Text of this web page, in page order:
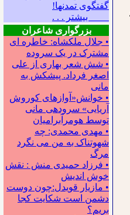
گفتگوی تمدنها!
بیشتر . . .
بزرگواری شاعران
• جلال ملکشاه: خاطره ای
مشترک در یک سروده
• شش شعر بهاری از علی
اصغر فرداد. پیشکش به
مانی
• خوانش«آوازهای کوروش
آریایی» سروده‍ی مانی
توسط هومرآبرامیان
• مهدی محمدی: چه
شهوتناک به من می نگرد
مرگ
• فرزاد حمیدی منش : نقش
خوش اندیش
• مازیار قویدل:چون دوست
دشمن است شکایت کجا
بریم؟